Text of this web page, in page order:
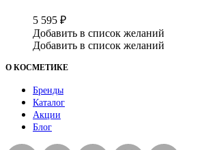
5 595 ₽
Добавить в список желаний
Добавить в список желаний
О КОСМЕТИКЕ
Бренды
Каталог
Акции
Блог